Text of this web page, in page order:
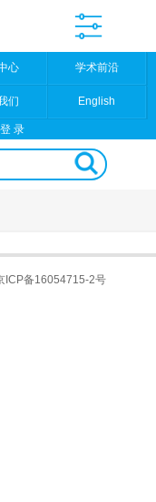
心 学术前沿
们 English
登 录
ICP备16054715-2号